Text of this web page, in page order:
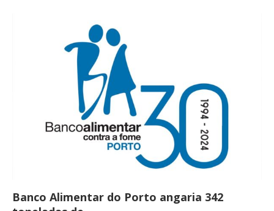
Banco Alimentar do Porto angaria 342